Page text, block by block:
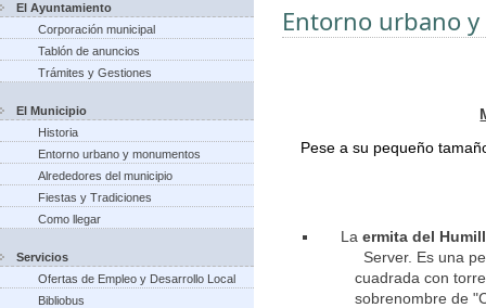
El Ayuntamiento
Corporación municipal
Tablón de anuncios
Trámites y Gestiones
El Municipio
Historia
Entorno urbano y monumentos
Alrededores del municipio
Fiestas y Tradiciones
Como llegar
Servicios
Ofertas de Empleo y Desarrollo Local
Bibliobus
Entorno urbano
Pese a su pequeño
La ermita del
Server. Es una
cuadrada con
sobrenombre de